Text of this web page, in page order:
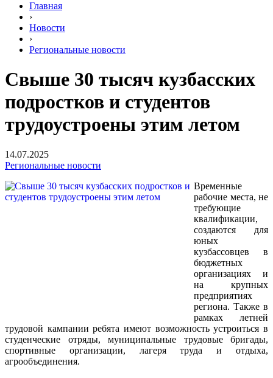
Главная
›
Новости
›
Региональные новости
Свыше 30 тысяч кузбасских
подростков и студентов
трудоустроены этим летом
14.07.2025
Региональные новости
Временные
рабочие места, не
требующие
квалификации,
создаются для
юных
кузбассовцев в
бюджетных
организациях и
на крупных
предприятиях
региона. Также в
рамках летней
трудовой кампании ребята имеют возможность устроиться в
студенческие отряды, муниципальные трудовые бригады,
спортивные организации, лагеря труда и отдыха,
агрообъединения.